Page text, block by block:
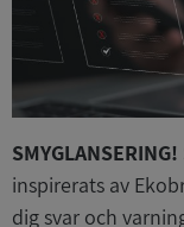
SMYGLANSERING!
inspirerats av
dig svar och